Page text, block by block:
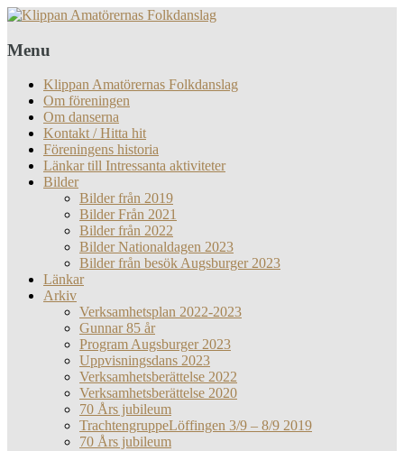
Menu
Klippan Amatörernas Folkdanslag
Om föreningen
Om danserna
Kontakt / Hitta hit
Föreningens historia
Länkar till Intressanta aktiviteter
Bilder
Bilder från 2019
Bilder Från 2021
Bilder från 2022
Bilder Nationaldagen 2023
Bilder från besök Augsburger 2023
Länkar
Arkiv
Verksamhetsplan 2022-2023
Gunnar 85 år
Program Augsburger 2023
Uppvisningsdans 2023
Verksamhetsberättelse 2022
Verksamhetsberättelse 2020
70 Års jubileum
TrachtengruppeLöffingen 3/9 – 8/9 2019
70 Års jubileum